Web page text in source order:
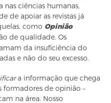
ciências humanas,
de apoiar as revistas já
como Opinião
de qualidade. Os
da insuficiência do
e não do seu excesso.
a informação que chega
formadores de opinião –
na área. Nosso